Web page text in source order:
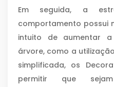
Em seguida, a
comportamento possui
intuito de aumentar
árvore, como a
simplificada, os
permitir que